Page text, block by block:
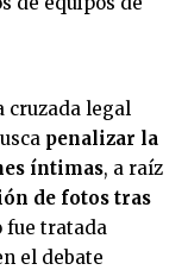
cruzada legal
penalizar la
íntimas, a raíz
de fotos tras
fue tratada
el debate